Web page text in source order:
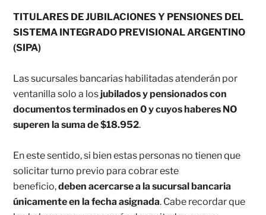
TITULARES DE JUBILACIONES Y PENSIONES DEL
SISTEMA INTEGRADO PREVISIONAL ARGENTINO
(SIPA)
Las sucursales bancarias habilitadas atenderán por
ventanilla solo a los jubilados y pensionados con
documentos terminados en 0 y cuyos haberes NO
superen la suma de $18.952.
En este sentido, si bien estas personas no tienen que
solicitar turno previo para cobrar este
beneficio,deben acercarse a la sucursal bancaria
únicamente en la fecha asignada. Cabe recordar que